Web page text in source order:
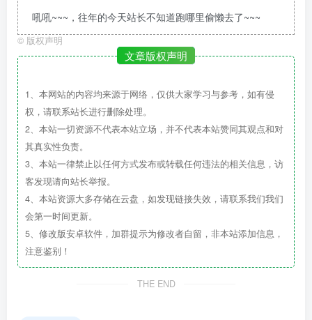
吼吼~~~，往年的今天站长不知道跑哪里偷懒去了~~~
© 版权声明
文章版权声明
1、本网站的内容均来源于网络，仅供大家学习与参考，如有侵
权，请联系站长进行删除处理。
2、本站一切资源不代表本站立场，并不代表本站赞同其观点和对
其真实性负责。
3、本站一律禁止以任何方式发布或转载任何违法的相关信息，访
客发现请向站长举报。
4、本站资源大多存储在云盘，如发现链接失效，请联系我们我们
会第一时间更新。
5、修改版安卓软件，加群提示为修改者自留，非本站添加信息，
注意鉴别！
THE END